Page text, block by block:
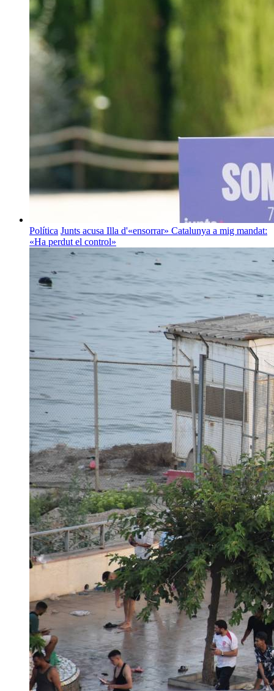
Política Junts acusa Illa d'«ensorrar» Catalunya a mig mandat:
«Ha perdut el control»